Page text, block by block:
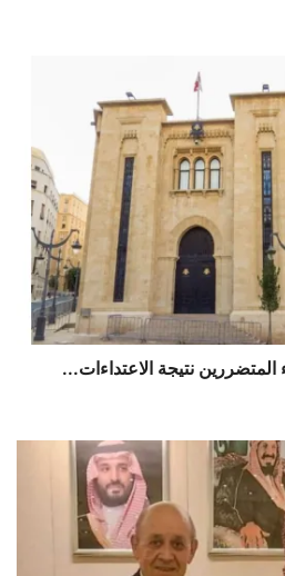
المتضررين نتيجة الاعتداءات...